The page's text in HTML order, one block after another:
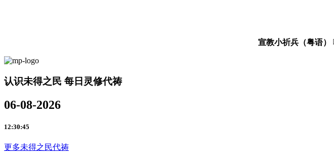
宣教小祈兵（粤语）
认识未得之民 每日灵修代祷
06-08-2026
12:30:45
更多未得之民代祷